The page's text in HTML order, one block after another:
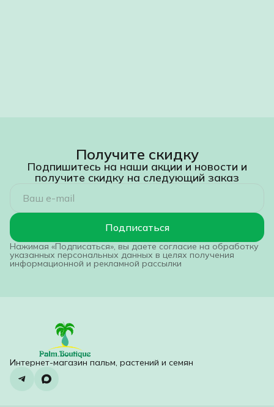
Получите скидку
Подпишитесь на наши акции и новости и
получите скидку на следующий заказ
Подписаться
Нажимая «Подписаться», вы даете согласие на обработку
указанных персональных данных в целях получения
информационной и рекламной рассылки
Интернет-магазин пальм, растений и семян